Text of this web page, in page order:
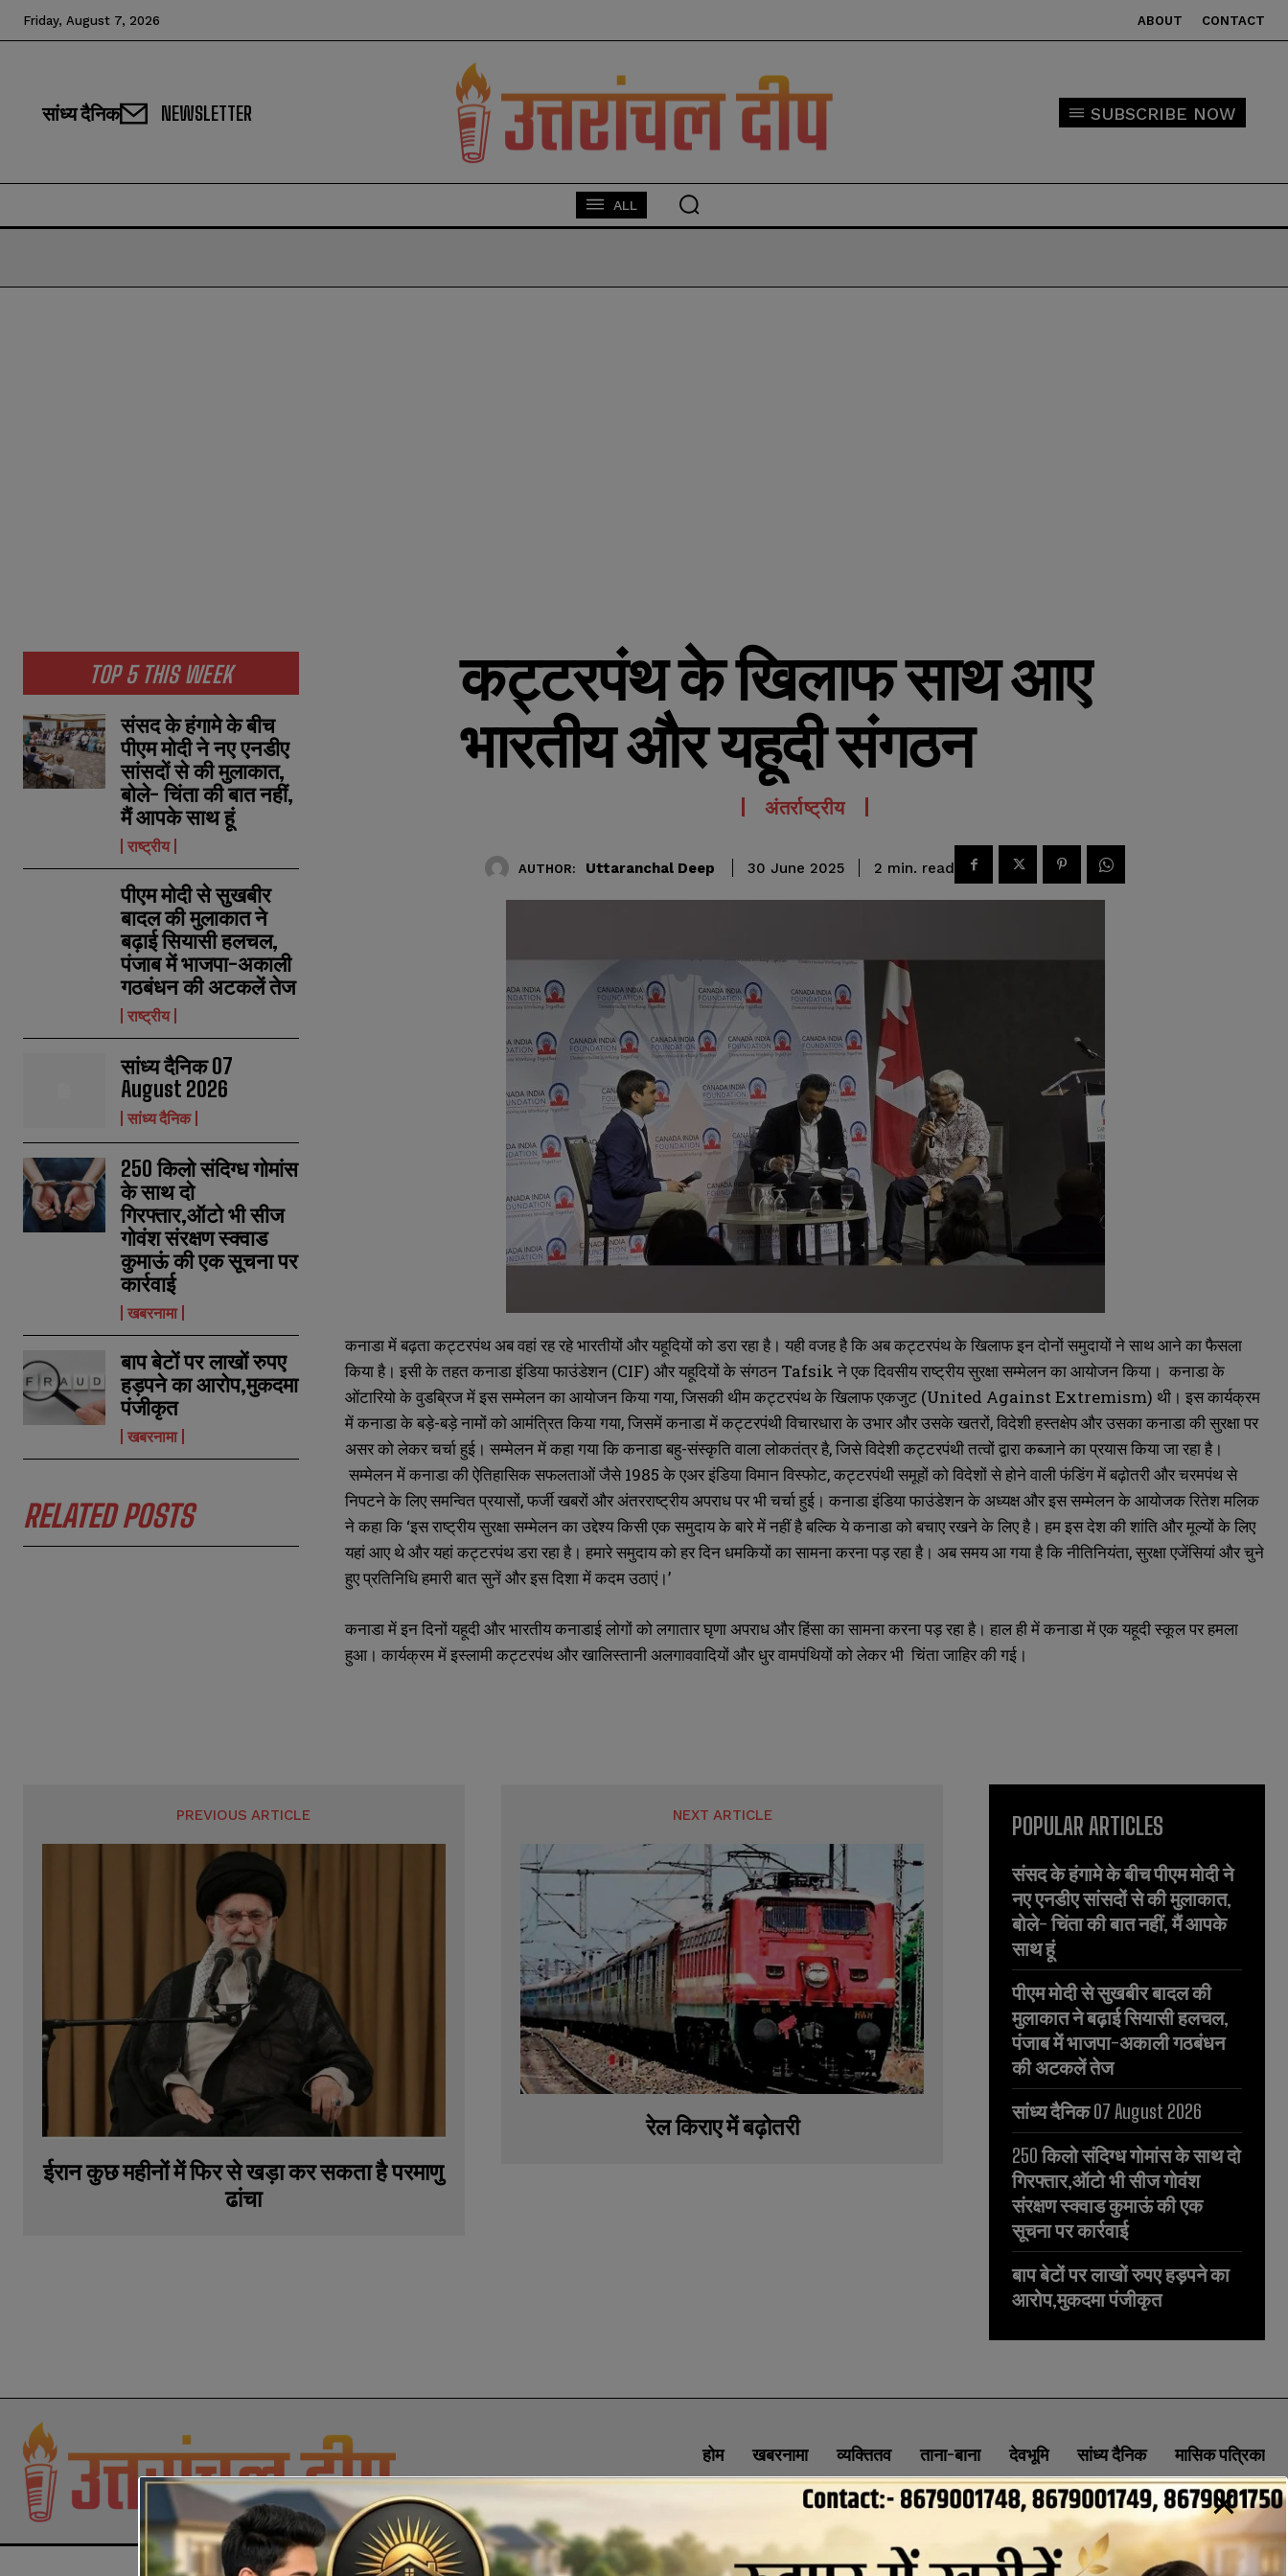
a
e
*
m
a
l
*
N
u
m
b
e
r
s
SUBMIT
a
e
*
m
a
l
*
N
u
m
b
e
r
s
SUBMIT
Friday, August 7, 2026 ABOUT CONTACT
सांध्य दैनिक NEWSLETTER SUBSCRIBE NOW
ALL
TOP 5 THIS WEEK
संसद के हंगामे के बीच
पीएम मोदी ने नए एनडीए
सांसदों से की मुलाकात,
बोले- चिंता की बात नहीं,
मैं आपके साथ हूं
राष्ट्रीय
पीएम मोदी से सुखबीर
बादल की मुलाकात ने
बढ़ाई सियासी हलचल,
पंजाब में भाजपा-अकाली
गठबंधन की अटकलें तेज
राष्ट्रीय
सांध्य दैनिक 07
August 2026
सांध्य दैनिक
250 किलो संदिग्ध गोमांस
के साथ दो
गिरफ्तार,ऑटो भी सीज
गोवंश संरक्षण स्क्वाड
कुमाऊं की एक सूचना पर
कार्रवाई
खबरनामा
बाप बेटों पर लाखों रुपए
हड़पने का आरोप,मुकदमा
पंजीकृत
खबरनामा
RELATED POSTS
कट्टरपंथ के खिलाफ साथ आए
भारतीय और यहूदी संगठन
अंतर्राष्ट्रीय
AUTHOR: Uttaranchal Deep 30 June 2025 2 min. read
कनाडा में बढ़ता कट्टरपंथ अब वहां रह रहे भारतीयों और यहूदियों को डरा रहा है। यही वजह है कि अब कट्टरपंथ के खिलाफ इन दोनों समुदायों ने साथ आने का फैसला
किया है। इसी के तहत कनाडा इंडिया फाउंडेशन (CIF) और यहूदियों के संगठन Tafsik ने एक दिवसीय राष्ट्रीय सुरक्षा सम्मेलन का आयोजन किया। कनाडा के
ओंटारियो के वुडब्रिज में इस सम्मेलन का आयोजन किया गया, जिसकी थीम कट्टरपंथ के खिलाफ एकजुट (United Against Extremism) थी। इस कार्यक्रम
में कनाडा के बड़े-बड़े नामों को आमंत्रित किया गया, जिसमें कनाडा में कट्टरपंथी विचारधारा के उभार और उसके खतरों, विदेशी हस्तक्षेप और उसका कनाडा की सुरक्षा पर
असर को लेकर चर्चा हुई। सम्मेलन में कहा गया कि कनाडा बहु-संस्कृति वाला लोकतंत्र है, जिसे विदेशी कट्टरपंथी तत्वों द्वारा कब्जाने का प्रयास किया जा रहा है।
सम्मेलन में कनाडा की ऐतिहासिक सफलताओं जैसे 1985 के एअर इंडिया विमान विस्फोट, कट्टरपंथी समूहों को विदेशों से होने वाली फंडिंग में बढ़ोतरी और चरमपंथ से
निपटने के लिए समन्वित प्रयासों, फर्जी खबरों और अंतरराष्ट्रीय अपराध पर भी चर्चा हुई। कनाडा इंडिया फाउंडेशन के अध्यक्ष और इस सम्मेलन के आयोजक रितेश मलिक
ने कहा कि ‘इस राष्ट्रीय सुरक्षा सम्मेलन का उद्देश्य किसी एक समुदाय के बारे में नहीं है बल्कि ये कनाडा को बचाए रखने के लिए है। हम इस देश की शांति और मूल्यों के लिए
यहां आए थे और यहां कट्टरपंथ डरा रहा है। हमारे समुदाय को हर दिन धमकियों का सामना करना पड़ रहा है। अब समय आ गया है कि नीतिनियंता, सुरक्षा एजेंसियां और चुने
हुए प्रतिनिधि हमारी बात सुनें और इस दिशा में कदम उठाएं।’
कनाडा में इन दिनों यहूदी और भारतीय कनाडाई लोगों को लगातार घृणा अपराध और हिंसा का सामना करना पड़ रहा है। हाल ही में कनाडा में एक यहूदी स्कूल पर हमला
हुआ। कार्यक्रम में इस्लामी कट्टरपंथ और खालिस्तानी अलगाववादियों और धुर वामपंथियों को लेकर भी चिंता जाहिर की गई।
PREVIOUS ARTICLE
ईरान कुछ महीनों में फिर से खड़ा कर सकता है परमाणु
ढांचा
NEXT ARTICLE
रेल किराए में बढ़ोतरी
POPULAR ARTICLES
संसद के हंगामे के बीच पीएम मोदी ने
नए एनडीए सांसदों से की मुलाकात,
बोले- चिंता की बात नहीं, मैं आपके
साथ हूं
पीएम मोदी से सुखबीर बादल की
मुलाकात ने बढ़ाई सियासी हलचल,
पंजाब में भाजपा-अकाली गठबंधन
की अटकलें तेज
सांध्य दैनिक 07 August 2026
250 किलो संदिग्ध गोमांस के साथ दो
गिरफ्तार,ऑटो भी सीज गोवंश
संरक्षण स्क्वाड कुमाऊं की एक
सूचना पर कार्रवाई
बाप बेटों पर लाखों रुपए हड़पने का
आरोप,मुकदमा पंजीकृत
होम खबरनामा व्यक्तितव ताना-बाना देवभूमि सांध्य दैनिक मासिक पत्रिका
ABOUT CONTACT PRIVACY POLICY NEWSLETTER